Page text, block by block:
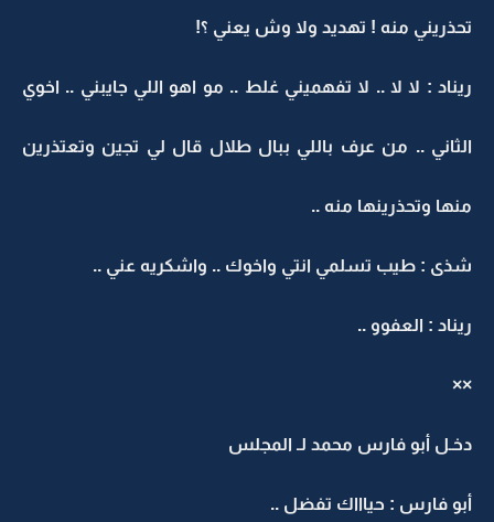
تحذريني منه ! تهديد ولا وش يعني ؟!
ريناد : لا لا .. لا تفهميني غلط .. مو اهو اللي جايبني .. اخوي
الثاني .. من عرف باللي ببال طلال قال لي تجين وتعتذرين
منها وتحذرينها منه ..
شذى : طيب تسلمي انتي واخوك .. واشكريه عني ..
ريناد : العفوو ..
××
دخـل أبو فارس محمد لـ المجلس
أبو فارس : حياااك تفضل ..